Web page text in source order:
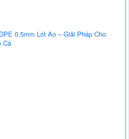
0.5mm Lót Ao – Giải Pháp Cho
Cá